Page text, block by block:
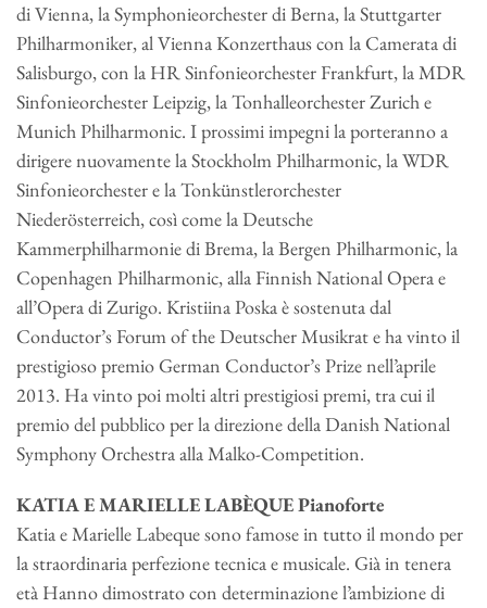
di Vienna, la Symphonieorchester di Berna, la Stuttgarter
Philharmoniker, al Vienna Konzerthaus con la Camerata di
Salisburgo, con la HR Sinfonieorchester Frankfurt, la MDR
Sinfonieorchester Leipzig, la Tonhalleorchester Zurich e
Munich Philharmonic. I prossimi impegni la porteranno a
dirigere nuovamente la Stockholm Philharmonic, la WDR
Sinfonieorchester e la Tonkünstlerorchester
Niederösterreich, così come la Deutsche
Kammerphilharmonie di Brema, la Bergen Philharmonic, la
Copenhagen Philharmonic, alla Finnish National Opera e
all’Opera di Zurigo. Kristiina Poska è sostenuta dal
Conductor’s Forum of the Deutscher Musikrat e ha vinto il
prestigioso premio German Conductor’s Prize nell’aprile
2013. Ha vinto poi molti altri prestigiosi premi, tra cui il
premio del pubblico per la direzione della Danish National
Symphony Orchestra alla Malko-Competition.
KATIA E MARIELLE LABÈQUE Pianoforte
Katia e Marielle Labeque sono famose in tutto il mondo per
la straordinaria perfezione tecnica e musicale. Già in tenera
età Hanno dimostrato con determinazione l’ambizione di